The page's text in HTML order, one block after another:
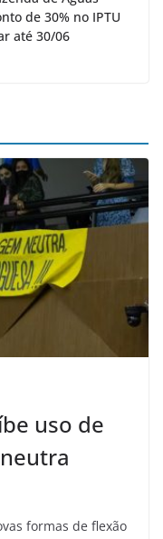
de 30% no IPTU
até 30/06
uso de
formas de flexão